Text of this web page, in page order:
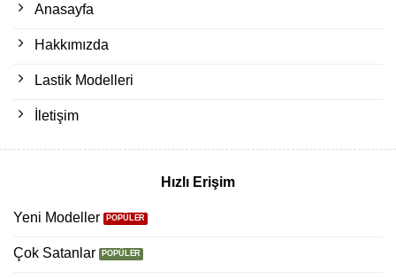
Anasayfa
Hakkımızda
Lastik Modelleri
İletişim
Hızlı Erişim
Yeni Modeller
Çok Satanlar